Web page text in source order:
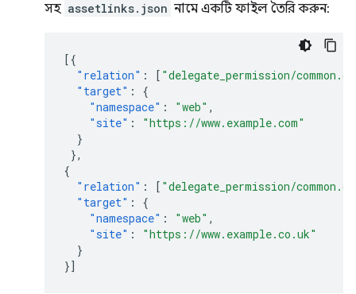
সহ assetlinks.json নামে একটি ফাইল তৈরি করুন:
[{
"relation" : [ "delegate_permission/
"target" :
{
"namespace" : "web" ,
"site" :
"https://www.example.com"
}
},
{
"relation" : [ "delegate_permission/
"target" :
{
"namespace" : "web" ,
"site" :
"https://www.example.co.uk"
}
}]